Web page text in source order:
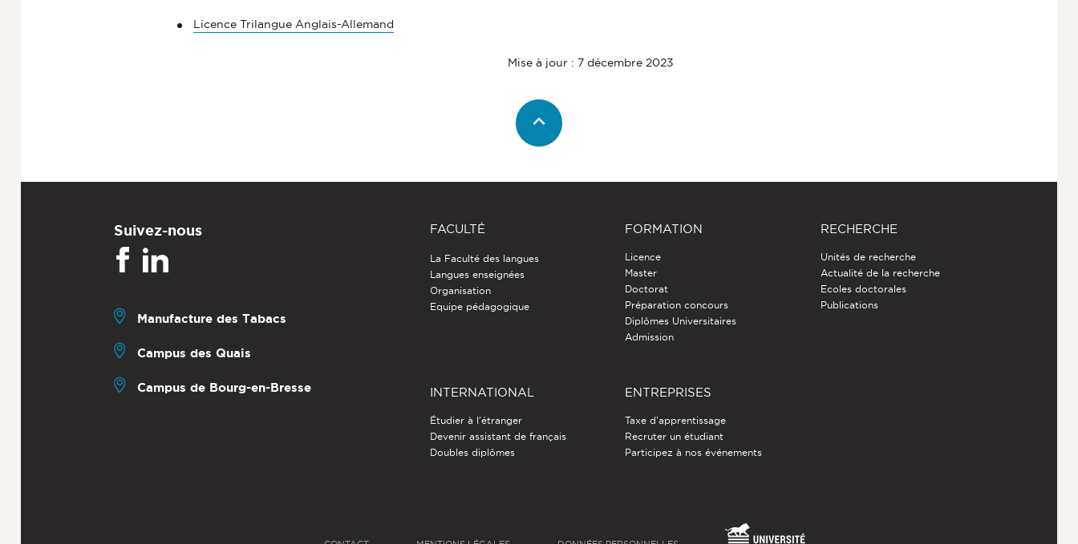
Licence Trilangue Anglais-Allemand
Mise à jour : 7 décembre 2023
Suivez-nous
Manufacture des Tabacs
Campus des Quais
Campus de Bourg-en-Bresse
FACULTÉ
La Faculté des langues
Langues enseignées
Organisation
Equipe pédagogique
FORMATION
Licence
Master
Doctorat
Préparation concours
Diplômes Universitaires
Admission
RECHERCHE
Unités de recherche
Actualité de la recherche
Ecoles doctorales
Publications
INTERNATIONAL
Étudier à l'étranger
Devenir assistant de français
Doubles diplômes
ENTREPRISES
Taxe d'apprentissage
Recruter un étudiant
Participez à nos événements